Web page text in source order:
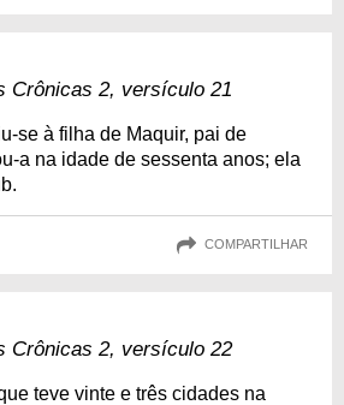
Crônicas 2, versículo 21
se à filha de Maquir, pai de
a na idade de sessenta anos; ela
COMPARTILHAR
Crônicas 2, versículo 22
teve vinte e três cidades na